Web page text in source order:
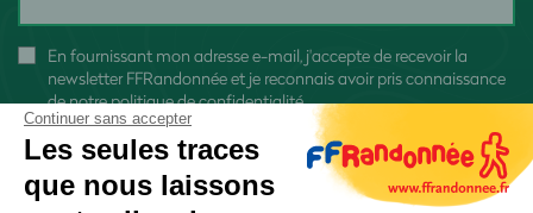
En fournissant mon adresse e-mail, j'accepte de recevoir la
newsletter FFRandonnée et je reconnais avoir pris connaissance
denotre politique de confidentialité
Continuer sans accepter
Les seules traces
que nous laissons